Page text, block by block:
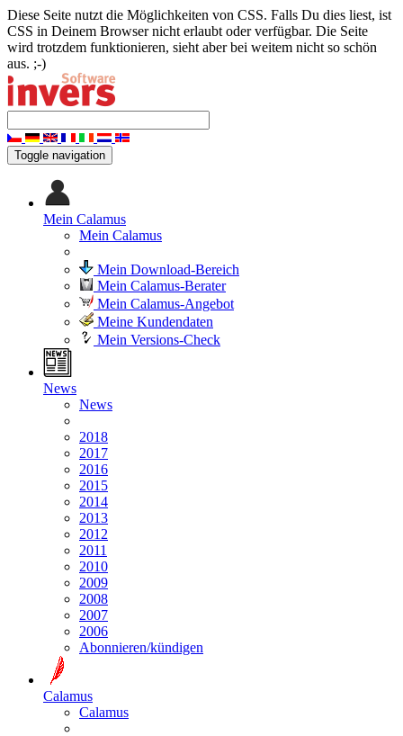
Diese Seite nutzt die Möglichkeiten von CSS. Falls Du dies liest, ist
CSS in Deinem Browser nicht erlaubt oder verfügbar. Die Seite
wird trotzdem funktionieren, sieht aber bei weitem nicht so schön
aus. ;-)
Toggle navigation
Mein Calamus
Mein Calamus
Mein Download-Bereich
Mein Calamus-Berater
Mein Calamus-Angebot
Meine Kundendaten
Mein Versions-Check
News
News
2018
2017
2016
2015
2014
2013
2012
2011
2010
2009
2008
2007
2006
Abonnieren/kündigen
Calamus
Calamus